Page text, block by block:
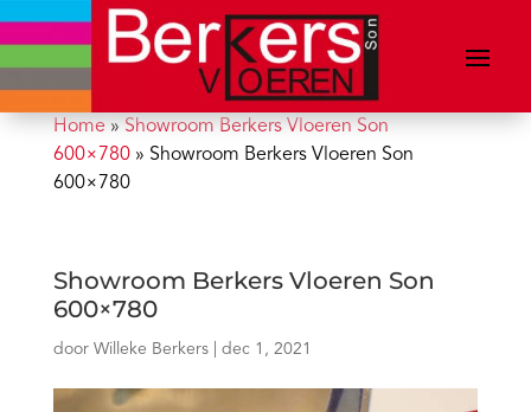
Home» Showroom Berkers Vloeren Son
600×780» Showroom Berkers Vloeren Son
600×780
Showroom Berkers Vloeren Son
600×780
door Willeke Berkers| dec 1, 2021